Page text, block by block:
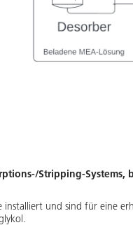
Stripping-Systems,
und sind für eine